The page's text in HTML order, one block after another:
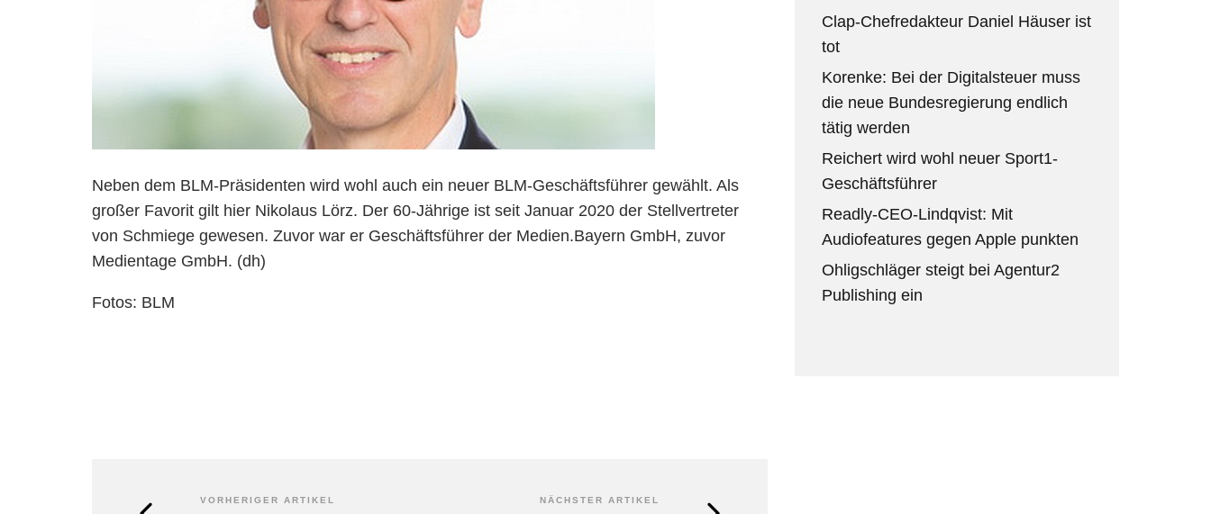
Neben dem BLM-Präsidenten wird wohl auch ein neuer BLM-Geschäftsführer gewählt. Als
großer Favorit gilt hier Nikolaus Lörz. Der 60-Jährige ist seit Januar 2020 der Stellvertreter
von Schmiege gewesen. Zuvor war er Geschäftsführer der Medien.Bayern GmbH, zuvor
Medientage GmbH. (dh)
Fotos: BLM
VORHERIGER ARTIKEL NÄCHSTER ARTIKEL
Clap-Chefredakteur Daniel Häuser ist
tot
Korenke: Bei der Digitalsteuer muss
die neue Bundesregierung endlich
tätig werden
Reichert wird wohl neuer Sport1-
Geschäftsführer
Readly-CEO-Lindqvist: Mit
Audiofeatures gegen Apple punkten
Ohligschläger steigt bei Agentur2
Publishing ein